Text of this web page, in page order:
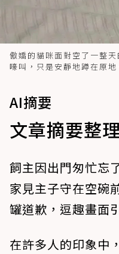
傲嬌的貓咪面對空了一整
嚎叫，只是安靜地蹲在原地
AI摘要
文章摘要整理
飼主因出門匆忙忘
家見主子守在空碗
罐道歉，逗趣畫面
在許多人的印象中